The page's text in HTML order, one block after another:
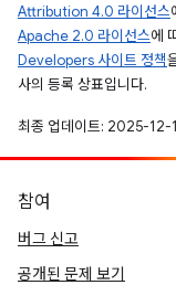
Attribution 4.0 라이선스
Apache 2.0 라이선스에
Developers 사이트 정책
사의 등록 상표입니다.
최종 업데이트: 2025-12-
참여
버그 신고
공개된 문제 보기